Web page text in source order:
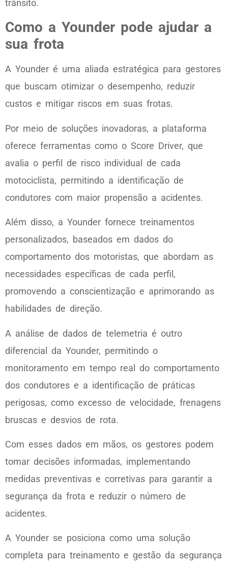
trânsito.
Como a Younder pode ajudar a
sua frota
A Younder é uma aliada estratégica para gestores
que buscam otimizar o desempenho, reduzir
custos e mitigar riscos em suas frotas.
Por meio de soluções inovadoras, a plataforma
oferece ferramentas como o Score Driver, que
avalia o perfil de risco individual de cada
motociclista, permitindo a identificação de
condutores com maior propensão a acidentes.
Além disso, a Younder fornece treinamentos
personalizados, baseados em dados do
comportamento dos motoristas, que abordam as
necessidades específicas de cada perfil,
promovendo a conscientização e aprimorando as
habilidades de direção.
A análise de dados de telemetria é outro
diferencial da Younder, permitindo o
monitoramento em tempo real do comportamento
dos condutores e a identificação de práticas
perigosas, como excesso de velocidade, frenagens
bruscas e desvios de rota.
Com esses dados em mãos, os gestores podem
tomar decisões informadas, implementando
medidas preventivas e corretivas para garantir a
segurança da frota e reduzir o número de
acidentes.
A Younder se posiciona como uma solução
completa para treinamento e gestão da segurança